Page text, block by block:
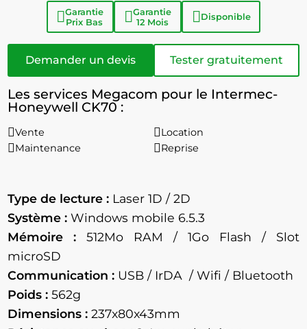
Garantie
Prix Bas
Garantie
12 Mois
Disponible
Demander un devis Tester gratuitement
Les services Megacom pour le Intermec-
Honeywell CK70 :
Vente
Location
Maintenance
Reprise
Type de lecture : Laser 1D / 2D
Système : Windows mobile 6.5.3
Mémoire :512Mo
RAM / 1Go Flash / Slot
microSD
Communication : USB / IrDA / Wifi / Bluetooth
Poids :562g
Dimensions : 237x80x43mm